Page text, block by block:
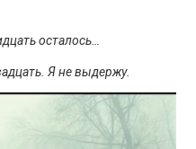
осталось…
Я не выдержу.